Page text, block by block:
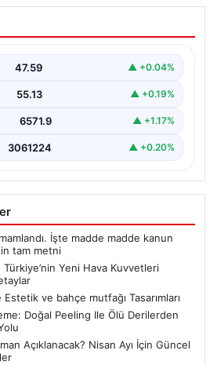
Kimdir? Türkiye’nin Yeni
Komutanı Hakkında
önemli bir yere sahip
47.59 ▲ +0.04%
55.13 ▲ +0.19%
6571.9 ▲ +1.17%
3061224 ▲ +0.20%
İşte madde madde kanun
tam metni
Türkiye’nin Yeni Hava Kuvvetleri
ve bahçe mutfağı Tasarımları
Doğal Peeling Ile Ölü Derilerden
Açıklanacak? Nisan Ayı İçin Güncel